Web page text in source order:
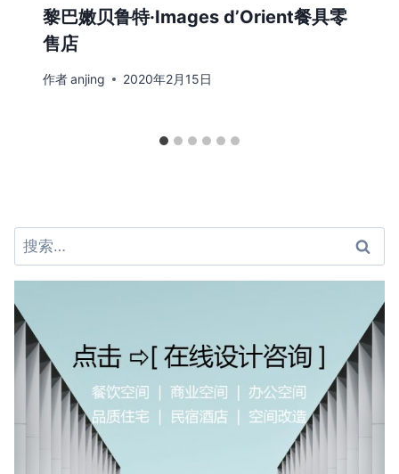
黎巴嫩贝鲁特·Images d’Orient餐具零
售店
作者anjing 2020年2月15日
搜
索：